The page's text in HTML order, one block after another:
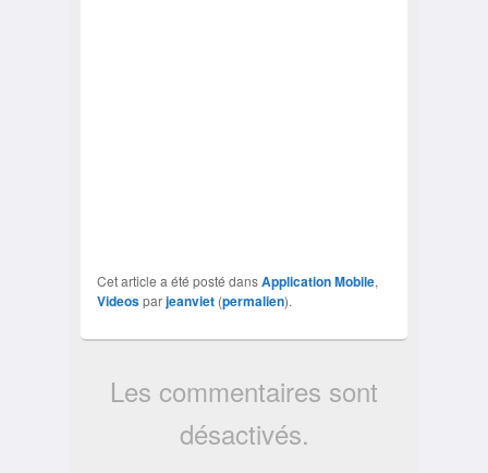
Cet article a été posté dansApplication Mobile,
Videosparjeanviet(permalien).
Les commentaires sont
désactivés.